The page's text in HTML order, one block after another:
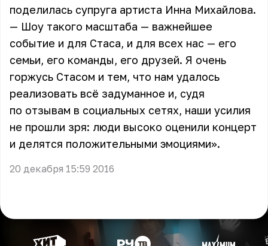
поделилась супруга артиста Инна Михайлова.
— Шоу такого масштаба — важнейшее
событие и для Стаса, и для всех нас — его
семьи, его команды, его друзей. Я очень
горжусь Стасом и тем, что нам удалось
реализовать всё задуманное и, судя
по отзывам в социальных сетях, наши усилия
не прошли зря: люди высоко оценили концерт
и делятся положительными эмоциями».
20 декабря 15:59 2016